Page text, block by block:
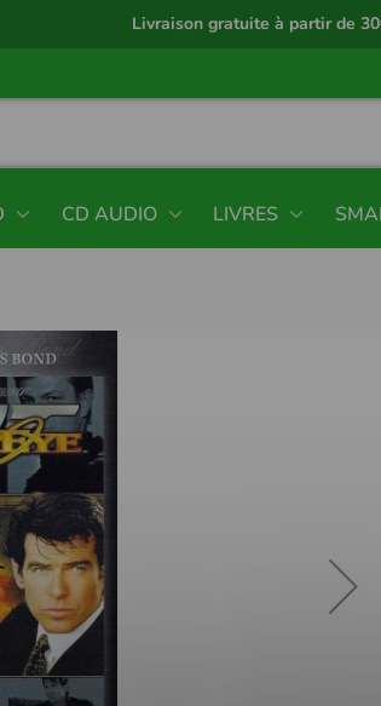
Livraison gratuite à partir de
CD AUDIO LIVRES